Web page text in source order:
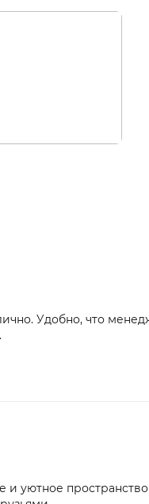
Удобно, что
и уютное